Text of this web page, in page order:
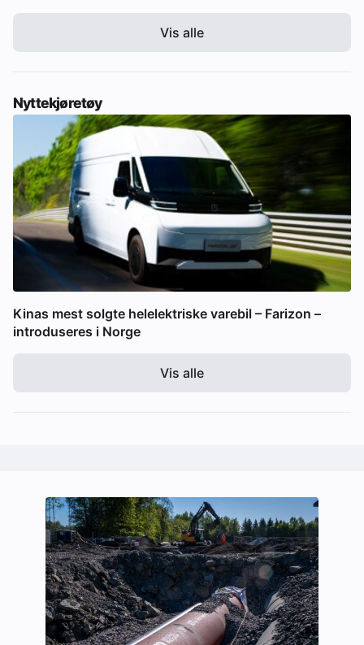
Vis alle
Nyttekjøretøy
Kinas mest solgte helelektriske varebil – Farizon –
introduseres i Norge
Vis alle